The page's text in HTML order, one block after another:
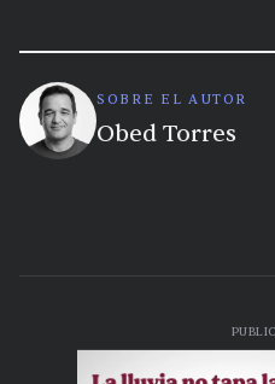
SOBRE EL AUTOR
Obed Torres